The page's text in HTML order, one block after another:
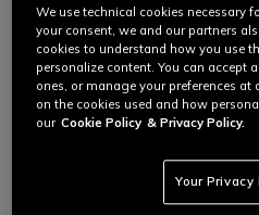
DAINESE BRESCIA
collega la città al Lago di
soli 3 km dall’uscita
Vero e proprio punto di
ruote, l’unico negozio ufficiale
organizza diversi motogiri che
e giovani appassionati anche
Franciacorta, dove siamo
Riding School e offriamo il
We use technical cookies necessary
your consent, we and our partners
cookies to understand how you use
personalize content. You can accept
ones, or manage your preferences
on the cookies used and how
our Cookie Policy & Privacy Policy.
Your Privacy